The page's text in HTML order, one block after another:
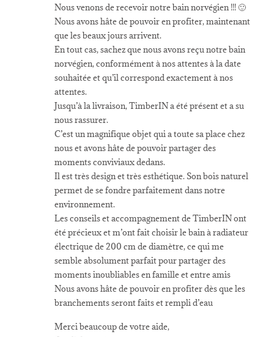
Nous venons de recevoir notre bain norvégien !!! 🙂
Nous avons hâte de pouvoir en profiter, maintenant
que les beaux jours arrivent.
En tout cas, sachez que nous avons reçu notre bain
norvégien, conformément à nos attentes à la date
souhaitée et qu’il correspond exactement à nos
attentes.
Jusqu’à la livraison, TimberIN a été présent et a su
nous rassurer.
C’est un magnifique objet qui a toute sa place chez
nous et avons hâte de pouvoir partager des
moments conviviaux dedans.
Il est très design et très esthétique. Son bois naturel
permet de se fondre parfaitement dans notre
environnement.
Les conseils et accompagnement de TimberIN ont
été précieux et m’ont fait choisir le bain à radiateur
électrique de 200 cm de diamètre, ce qui me
semble absolument parfait pour partager des
moments inoubliables en famille et entre amis
Nous avons hâte de pouvoir en profiter dès que les
branchements seront faits et rempli d’eau
Merci beaucoup de votre aide,